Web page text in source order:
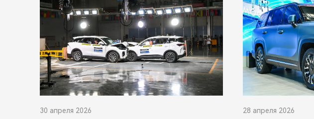
30 апреля 2026 28 апреля 2026